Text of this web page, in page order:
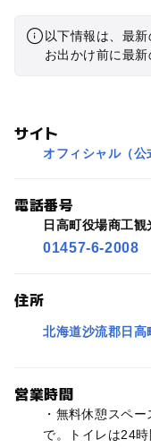
以下情報は、最
お出かけ前に最
サイト
オフィシャル（公
電話番号
日高町役場商工観
01457-6-2008
住所
北海道沙流郡日
営業時間
・無料休憩スペ
で。トイレは24時